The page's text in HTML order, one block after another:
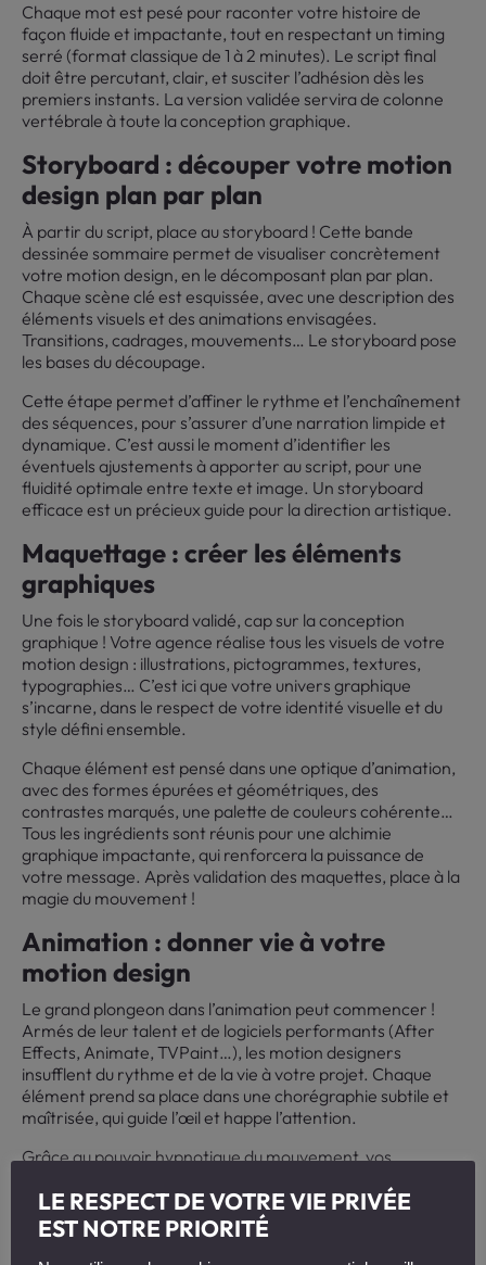
Chaque mot est pesé pour raconter votre histoire de
façon fluide et impactante, tout en respectant un timing
serré (format classique de 1 à 2 minutes). Le script final
doit être percutant, clair, et susciter l’adhésion dès les
premiers instants. La version validée servira de colonne
vertébrale à toute la conception graphique.
Storyboard : découper votre motion
design plan par plan
À partir du script, place au storyboard ! Cette bande
dessinée sommaire permet de visualiser concrètement
votre motion design, en le décomposant plan par plan.
Chaque scène clé est esquissée, avec une description des
éléments visuels et des animations envisagées.
Transitions, cadrages, mouvements… Le storyboard pose
les bases du découpage.
Cette étape permet d’affiner le rythme et l’enchaînement
des séquences, pour s’assurer d’une narration limpide et
dynamique. C’est aussi le moment d’identifier les
éventuels ajustements à apporter au script, pour une
fluidité optimale entre texte et image. Un storyboard
efficace est un précieux guide pour la direction artistique.
Maquettage : créer les éléments
graphiques
Une fois le storyboard validé, cap sur la conception
graphique ! Votre agence réalise tous les visuels de votre
motion design : illustrations, pictogrammes, textures,
typographies… C’est ici que votre univers graphique
s’incarne, dans le respect de votre identité visuelle et du
style défini ensemble.
Chaque élément est pensé dans une optique d’animation,
avec des formes épurées et géométriques, des
contrastes marqués, une palette de couleurs cohérente…
Tous les ingrédients sont réunis pour une alchimie
graphique impactante, qui renforcera la puissance de
votre message. Après validation des maquettes, place à la
magie du mouvement !
Animation : donner vie à votre
motion design
Le grand plongeon dans l’animation peut commencer !
Armés de leur talent et de logiciels performants (After
Effects, Animate, TVPaint…), les motion designers
insufflent du rythme et de la vie à votre projet. Chaque
élément prend sa place dans une chorégraphie subtile et
maîtrisée, qui guide l’œil et happe l’attention.
Grâce au pouvoir hypnotique du mouvement, vos
animations font naître des émotions, renforcent le
propos, créent des surprises visuelles… C’est tout l’art du
motion design : faire de chaque seconde un spectacle
LE RESPECT DE VOTRE VIE PRIVÉE
EST NOTRE PRIORITÉ